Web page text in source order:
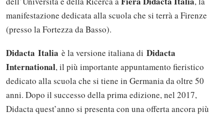
manifestazione dedicata alla scuola che si terrà a Firenze
(presso la Fortezza da Basso).
Didacta Italia è la versione italiana di Didacta
International, il più importante appuntamento fieristico
dedicato alla scuola che si tiene in Germania da oltre 50
anni. Dopo il successo della prima edizione, nel 2017,
Didacta quest’anno si presenta con una offerta ancora più